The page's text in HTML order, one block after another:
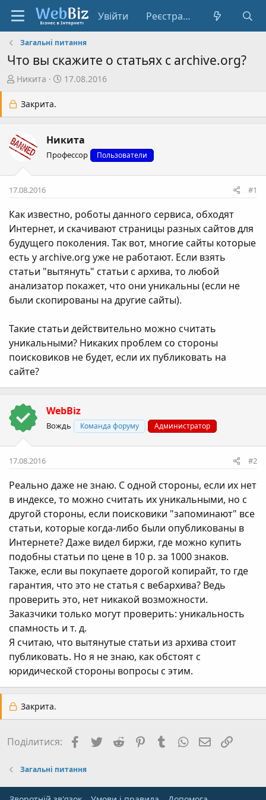
Увійти Реєстрація
Загальні питання
Что вы скажите о статьях с archive.org?
А
т
о
т
е
и
Никита
Д
а
т
в
р
н
я
17.08.2016
Закрита.
Никита
Профессор Пользователи
17.08.2016 #1
Как известно, роботы данного сервиса, обходят
Интернет, и скачивают страницы разных сайтов для
будущего поколения. Так вот, многие сайты которые
есть у archive.org уже не работают. Если взять
статьи "вытянуть" статьи с архива, то любой
анализатор покажет, что они уникальны (если не
были скопированы на другие сайты).
Такие статьи действительно можно считать
уникальными? Никаких проблем со стороны
поисковиков не будет, если их публиковать на
сайте?
WebBiz
Вождь Команда форуму Администратор
17.08.2016 #2
Реально даже не знаю. С одной стороны, если их нет
в индексе, то можно считать их уникальными, но с
другой стороны, если поисковики "запоминают" все
статьи, которые когда-либо были опубликованы в
Интернете? Даже видел биржи, где можно купить
подобны статьи по цене в 10 р. за 1000 знаков.
Также, если вы покупаете дорогой копирайт, то где
гарантия, что это не статья с вебархива? Ведь
проверить это, нет никакой возможности.
Заказчики только могут проверить: уникальность
спамность и т. д.
Я считаю, что вытянутые статьи из архива стоит
публиковать. Но я не знаю, как обстоят с
юридической стороны вопросы с этим.
Закрита.
Поділитися: Facebook
TwitterReddit PinterestTumblrWhatsApp
E-mail
Загальні питання